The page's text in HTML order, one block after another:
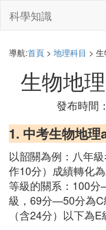
科學知識
導航:首頁 > 地理科目 >
生物地
發布時間
1. 中考生物地
以韶關為例：八年級
作10分）成績轉化
等級的關系：100
級，69分—50分為
（含24分）以下為E